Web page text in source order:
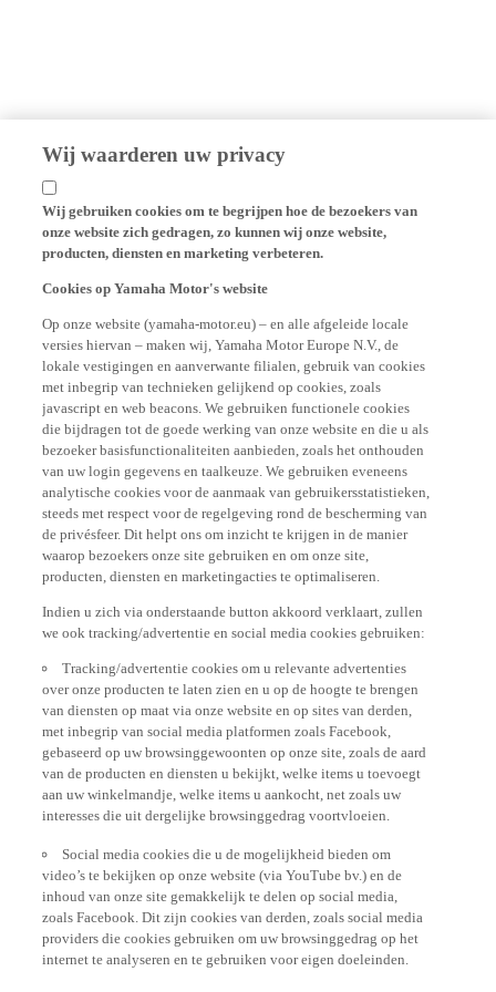
Wij waarderen uw privacy
Wij gebruiken cookies om te begrijpen hoe de bezoekers van
onze website zich gedragen, zo kunnen wij onze website,
producten, diensten en marketing verbeteren.
Cookies op Yamaha Motor's website
Op onze website (yamaha-motor.eu) – en alle afgeleide locale
versies hiervan – maken wij, Yamaha Motor Europe N.V., de
lokale vestigingen en aanverwante filialen, gebruik van cookies
met inbegrip van technieken gelijkend op cookies, zoals
javascript en web beacons. We gebruiken functionele cookies
die bijdragen tot de goede werking van onze website en die u als
bezoeker basisfunctionaliteiten aanbieden, zoals het onthouden
van uw login gegevens en taalkeuze. We gebruiken eveneens
analytische cookies voor de aanmaak van gebruikersstatistieken,
steeds met respect voor de regelgeving rond de bescherming van
de privésfeer. Dit helpt ons om inzicht te krijgen in de manier
waarop bezoekers onze site gebruiken en om onze site,
producten, diensten en marketingacties te optimaliseren.
Indien u zich via onderstaande button akkoord verklaart, zullen
we ook tracking/advertentie en social media cookies gebruiken:
Tracking/advertentie cookies om u relevante advertenties
over onze producten te laten zien en u op de hoogte te brengen
van diensten op maat via onze website en op sites van derden,
met inbegrip van social media platformen zoals Facebook,
gebaseerd op uw browsinggewoonten op onze site, zoals de aard
van de producten en diensten u bekijkt, welke items u toevoegt
aan uw winkelmandje, welke items u aankocht, net zoals uw
interesses die uit dergelijke browsinggedrag voortvloeien.
Social media cookies die u de mogelijkheid bieden om
video’s te bekijken op onze website (via YouTube bv.) en de
inhoud van onze site gemakkelijk te delen op social media,
zoals Facebook. Dit zijn cookies van derden, zoals social media
providers die cookies gebruiken om uw browsinggedrag op het
internet te analyseren en te gebruiken voor eigen doeleinden.